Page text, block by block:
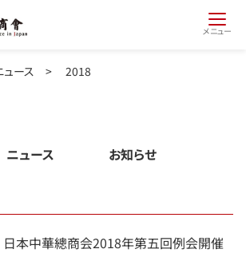
メニュー
ュース > 2018
ニュース お知らせ
日本中華總商会2018年第五回例会開催